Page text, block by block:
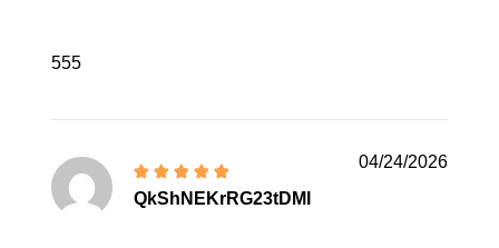
555
QkShNEKrRG23tDMI
04/24/2026